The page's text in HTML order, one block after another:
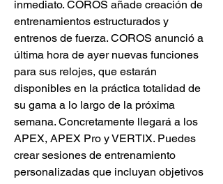
inmediato. COROS añade creación de
entrenamientos estructurados y
entrenos de fuerza. COROS anunció a
última hora de ayer nuevas funciones
para sus relojes, que estarán
disponibles en la práctica totalidad de
su gama a lo largo de la próxima
semana. Concretamente llegará a los
APEX, APEX Pro y VERTIX. Puedes
crear sesiones de entrenamiento
personalizadas que incluyan objetivos